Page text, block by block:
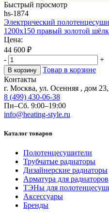
Быстрый просмотр
hs-1874
Электрический
1200х150 правый золотой шёлк
Цена:
44 600 ₽
-
+
В корзину
Товар в корзине
Контакты
г. Москва, ул. Осенняя , дом
8 (499) 430-06-38
Пн–Сб. 9:00–19:00
info@heating-style.ru
Каталог товаров
Полотенцесушители
Трубчатые радиаторы
Дизайнерские радиаторы
Арматура для радиаторов
ТЭНы для
Аксессуары
Бренды